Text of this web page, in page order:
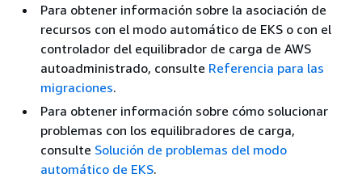
Para obtener información sobre la asociación de
recursos con el modo automático de EKS o con el
controlador del equilibrador de carga de AWS
autoadministrado, consulte Referencia para las
migraciones.
Para obtener información sobre cómo solucionar
problemas con los equilibradores de carga,
consulte Solución de problemas del modo
automático de EKS.